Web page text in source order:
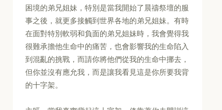
困境的弟兄姐妹，特別是當我開始了晨禱祭壇的服
事之後，就更多接觸到世界各地的弟兄姐妹。有時
在面對特別軟弱和負面的弟兄姐妹時，我會覺得我
很難承擔他生命中的痛苦，也會影響我的生命陷入
到混亂的挑戰，而請你將他們從我的生命中挪去，
但你並沒有應允我，而是讓我看見這是你所要我背
的十字架。